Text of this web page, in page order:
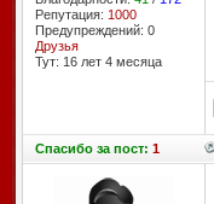
Репутация: 1000
Предупреждений: 0
Друзья
Тут: 16 лет 4 месяцa
Спасибоза пост: 1